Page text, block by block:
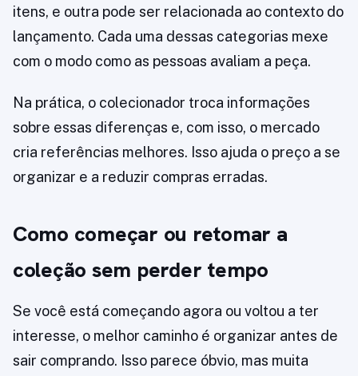
itens, e outra pode ser relacionada ao contexto do
lançamento. Cada uma dessas categorias mexe
com o modo como as pessoas avaliam a peça.
Na prática, o colecionador troca informações
sobre essas diferenças e, com isso, o mercado
cria referências melhores. Isso ajuda o preço a se
organizar e a reduzir compras erradas.
Como começar ou retomar a
coleção sem perder tempo
Se você está começando agora ou voltou a ter
interesse, o melhor caminho é organizar antes de
sair comprando. Isso parece óbvio, mas muita